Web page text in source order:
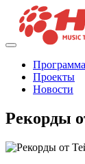
Программа
Проекты
Новости
Рекорды